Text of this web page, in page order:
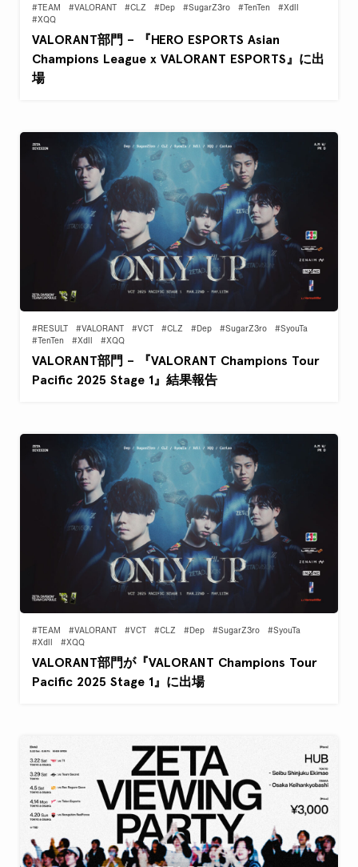
#TEAM #VALORANT #CLZ #Dep #SugarZ3ro #TenTen
#Xdll
#XQQ
VALORANT部門 – 『HERO ESPORTS Asian
Champions League x VALORANT ESPORTS』に出
場
#RESULT #VALORANT #VCT #CLZ #Dep #SugarZ3ro
#SyouTa
#TenTen
#Xdll #XQQ
VALORANT部門 – 『VALORANT Champions Tour
Pacific 2025 Stage 1』結果報告
#TEAM #VALORANT #VCT #CLZ #Dep #SugarZ3ro
#SyouTa
#Xdll
#XQQ
VALORANT部門が『VALORANT Champions Tour
Pacific 2025 Stage 1』に出場